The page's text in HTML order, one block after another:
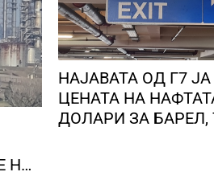
НАЈАВАТА ОД Г7
ЦЕНАТА НА
ДОЛАРИ ЗА БАРЕЛ,